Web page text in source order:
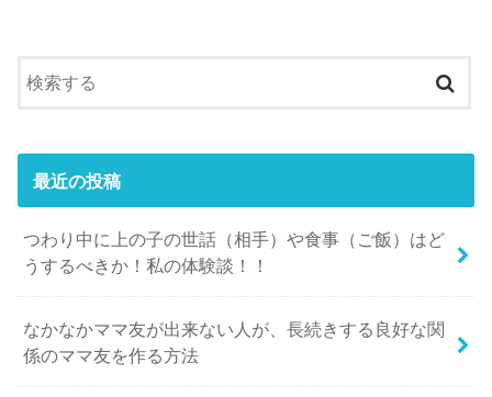
最近の投稿
つわり中に上の子の世話（相手）や食事（ご飯）はど
うするべきか！私の体験談！！
なかなかママ友が出来ない人が、長続きする良好な関
係のママ友を作る方法